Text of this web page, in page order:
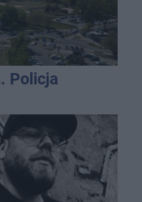
Policja